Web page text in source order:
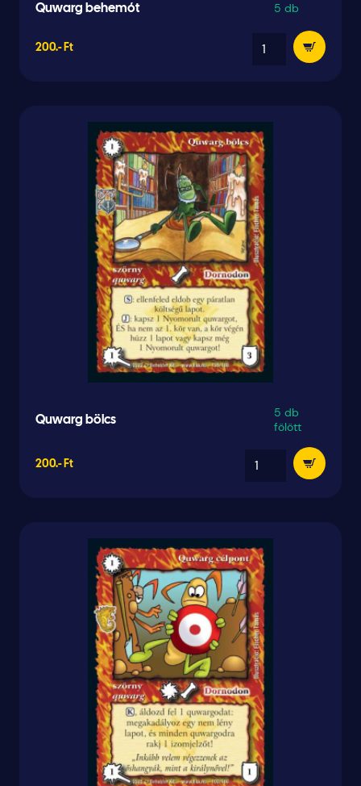
Quwarg behemót 5 db
200.- Ft
Quwarg bölcs
5 db
fölött
200.- Ft